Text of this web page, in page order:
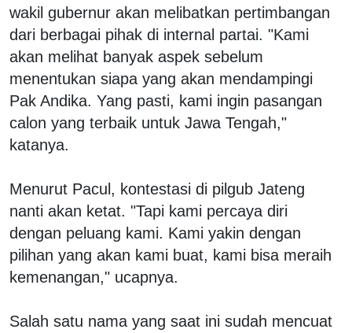
wakil gubernur akan melibatkan pertimbangan
dari berbagai pihak di internal partai. "Kami
akan melihat banyak aspek sebelum
menentukan siapa yang akan mendampingi
Pak Andika. Yang pasti, kami ingin pasangan
calon yang terbaik untuk Jawa Tengah,"
katanya.
Menurut Pacul, kontestasi di pilgub Jateng
nanti akan ketat. "Tapi kami percaya diri
dengan peluang kami. Kami yakin dengan
pilihan yang akan kami buat, kami bisa meraih
kemenangan," ucapnya.
Salah satu nama yang saat ini sudah mencuat